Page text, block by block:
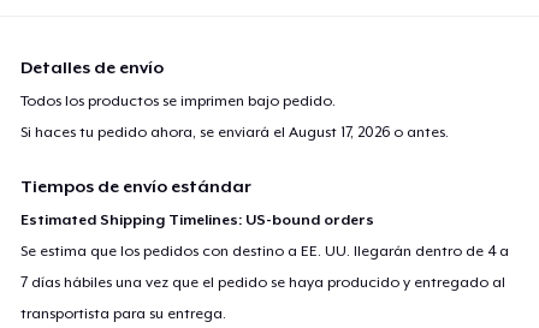
Detalles de envío
Todos los productos se imprimen bajo pedido.
Si haces tu pedido ahora, se enviará elAugust 17, 2026 o antes.
Tiempos de envío estándar
Estimated Shipping Timelines: US-bound orders
Se estima que los pedidos con destino a EE. UU. llegarán dentro de 4 a
7 días hábiles una vez que el pedido se haya producido y entregado al
transportista para su entrega.